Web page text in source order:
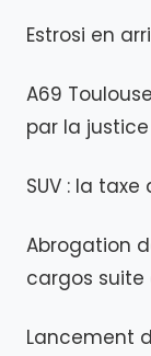
Estrosi en
A69
par la
SUV : la
Abrogation
cargos
Lancement